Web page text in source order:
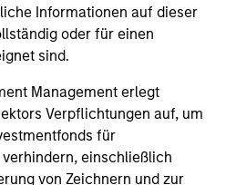
Informationen auf dieser
oder für einen
sind.
Management erlegt
Verpflichtungen auf, um
für
einschließlich
von Zeichnern und zur
anfallen, werden nicht
und Index-Daten
Investment Management
der mit ihnen erzielten Erträge
auch fallen. Es ist daher
ursprünglich investierte Kapital
sich nach Abzug der Gebühren.